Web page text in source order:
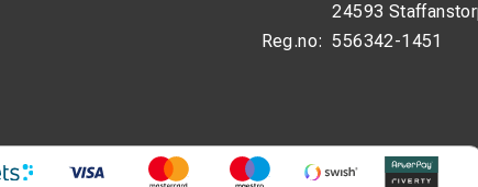
24593
Reg.no: 556342-1451